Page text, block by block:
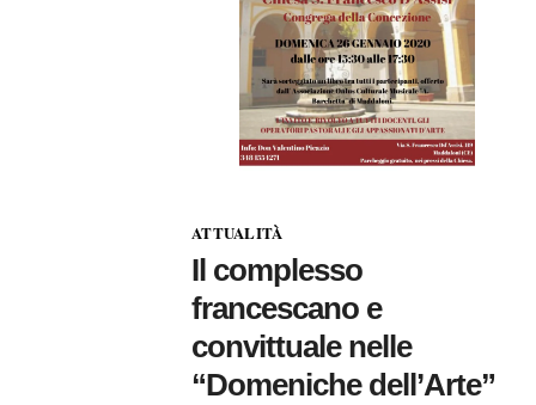
ATTUALITÀ
Il complesso
francescano e
convittuale nelle
“Domeniche dell’Arte”